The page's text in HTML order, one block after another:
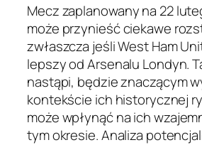
Mecz zaplanowany na 22
może przynieść ciekawe
zwłaszcza jeśli West Ham
lepszy od Arsenalu Londyn.
nastąpi, będzie znaczącym
kontekście ich historycznej
może wpłynąć na ich
tym okresie. Analiza